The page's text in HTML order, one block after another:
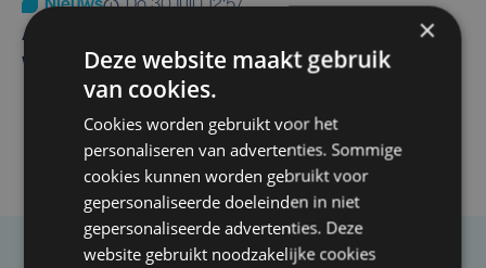
Nieuws
do 30 juli | 12:57
Autobestuurster rijdt na foutief manoeuvre tegen
winkelgevel in Ieper
×
Deze website maakt gebruik
van cookies.
Cookies worden gebruikt voor het
personaliseren van advertenties. Sommige
cookies kunnen worden gebruikt voor
gepersonaliseerde doeleinden in niet
gepersonaliseerde advertenties. Deze
website gebruikt noodzakelijke cookies